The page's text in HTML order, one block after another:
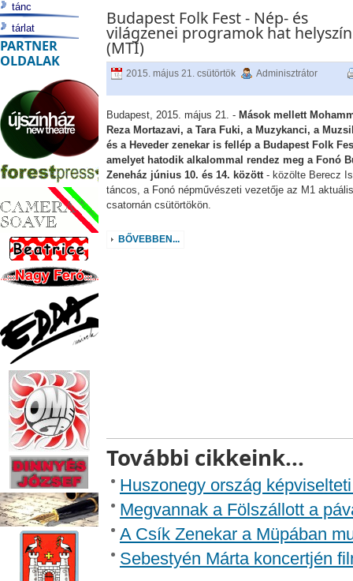
Budapest Folk Fest - Nép- és
világzenei programok hat
(MTI)
2015. május 21. csütörtök Adminisztrátor
Budapest, 2015. május 21. - Mások mellett
Reza Mortazavi, a Tara Fuki, a Muzykanci, a
és a Heveder zenekar is fellép a Budapest Folk
amelyet hatodik alkalommal rendez meg a Fonó
Zeneház június 10. és 14. között - közölte Berecz
táncos, a Fonó népművészeti vezetője az M1 aktuális
csatornán csütörtökön.
BŐVEBBEN...
További cikkeink...
Huszonegy ország
Megvannak a Fölszállott a
A Csík Zenekar a Müpában
Sebestyén Márta koncertjén
tánc
tárlat
PARTNER
OLDALAK